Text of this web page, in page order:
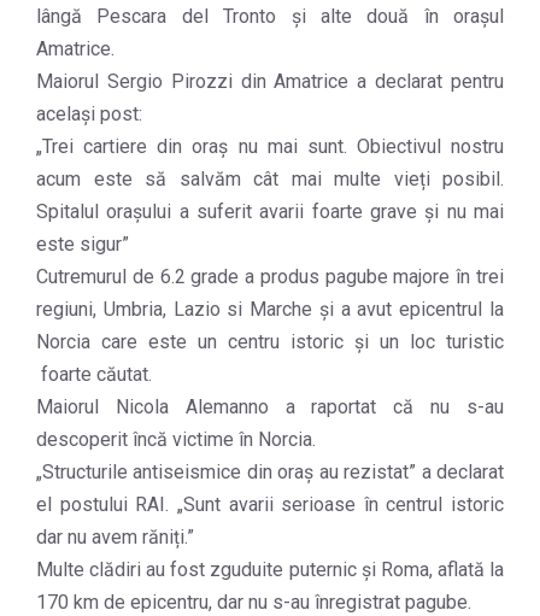
lângă Pescara del Tronto și alte două în orașul
Amatrice.
Maiorul Sergio Pirozzi din Amatrice a declarat pentru
același post:
„Trei cartiere din oraș nu mai sunt. Obiectivul nostru
acum este să salvăm cât mai multe vieți posibil.
Spitalul orașului a suferit avarii foarte grave și nu mai
este sigur”
Cutremurul de 6.2 grade a produs pagube majore în trei
regiuni, Umbria, Lazio si Marche și a avut epicentrul la
Norcia care este un centru istoric și un loc turistic
foarte căutat.
Maiorul Nicola Alemanno a raportat că nu s-au
descoperit încă victime în Norcia.
„Structurile antiseismice din oraș au rezistat” a declarat
el postului RAI. „Sunt avarii serioase în centrul istoric
dar nu avem răniți.”
Multe clădiri au fost zguduite puternic și Roma, aflată la
170 km de epicentru, dar nu s-au înregistrat pagube.